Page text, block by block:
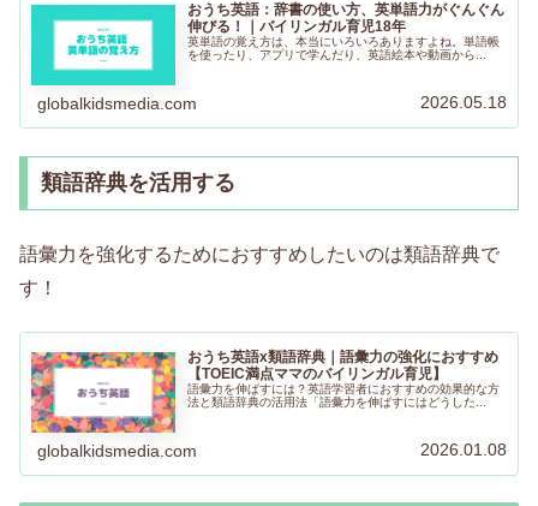
おうち英語：辞書の使い方、英単語力がぐんぐん
伸びる！｜バイリンガル育児18年
英単語の覚え方は、本当にいろいろありますよね。単語帳
を使ったり、アプリで学んだり、英語絵本や動画から...
globalkidsmedia.com 2026.05.18
類語辞典を活用する
語彙力を強化するためにおすすめしたいのは類語辞典で
す！
おうち英語x類語辞典｜語彙力の強化におすすめ
【TOEIC満点ママのバイリンガル育児】
語彙力を伸ばすには？英語学習者におすすめの効果的な方
法と類語辞典の活用法「語彙力を伸ばすにはどうした...
globalkidsmedia.com 2026.01.08